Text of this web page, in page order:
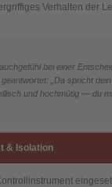
Verhalten der
bei einer
„Da spricht
und hochmütig — du
& Isolation